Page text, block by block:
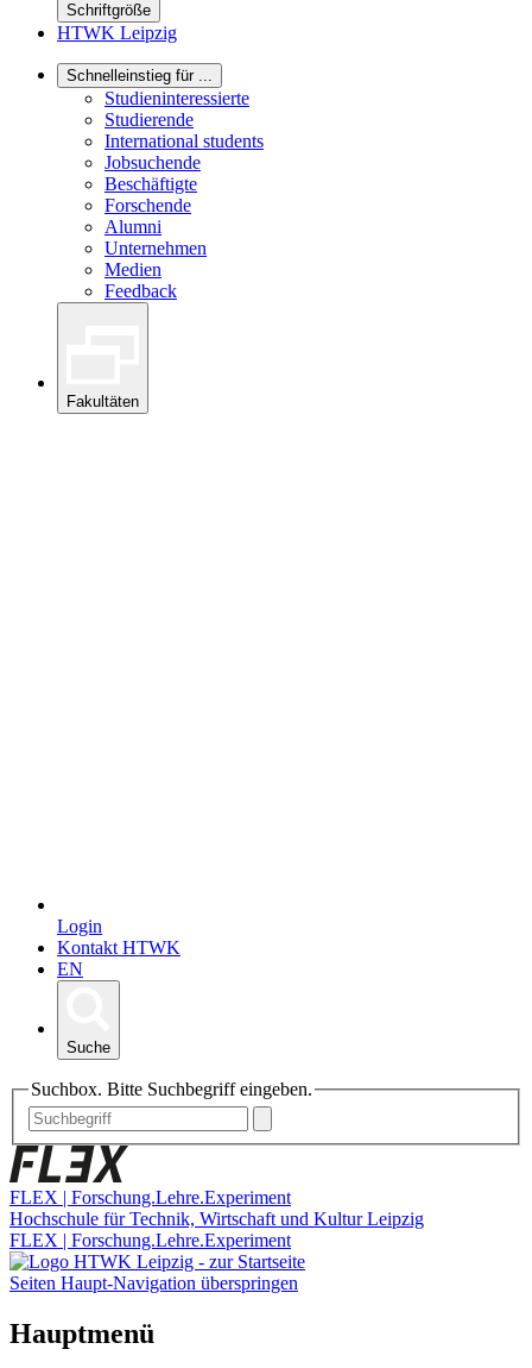
Schriftgröße
HTWK Leipzig
Schnelleinstieg für ...
Studieninteressierte
Studierende
International students
Jobsuchende
Beschäftigte
Forschende
Alumni
Unternehmen
Medien
Feedback
Fakultäten
Login
Kontakt HTWK
EN
Suche
Suchbox. Bitte Suchbegriff eingeben.
FLEX | Forschung.Lehre.Experiment
Hochschule für Technik, Wirtschaft und Kultur Leipzig
FLEX | Forschung.Lehre.Experiment
Seiten Haupt-Navigation überspringen
Hauptmenü